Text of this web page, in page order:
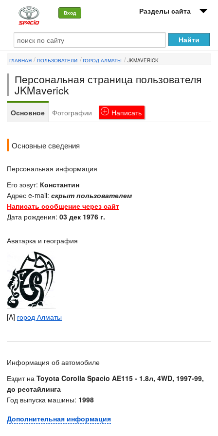
Вход Разделы сайта
О машине
Автоклуб
Форумы
Сервисы и услуги
ГЛАВНАЯ ПОЛЬЗОВАТЕЛИ ГОРОД АЛМАТЫ JKMAVERICK
Персональная страница пользователя
JKMaverick
Основное Фотографии Написать
Основные сведения
Персональная информация
Его зовут: Константин
Адрес e-mail: скрыт пользователем
Написать сообщение через сайт
Дата рождения: 03 дек 1976 г.
Аватарка и география
[A] город Алматы
Информация об автомобиле
Ездит на Toyota Corolla Spacio AE115 - 1.8л, 4WD, 1997-99,
до рестайлинга
Год выпуска машины: 1998
Дополнительная информация